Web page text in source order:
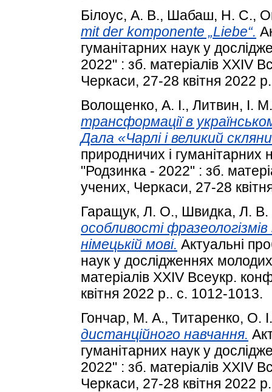
Білоус, А. В., Шабаш, Н. С.,
mit der komponente „Liebe“.
гуманітарних наук у
2022" : зб. матеріалів XXIV
Черкаси, 27-28 квітня 2022
Волощенко, А. І., Литвин, І. М.
трансформації в
Дала «Чарлі і великий
природничих і
"Родзинка - 2022" : зб.
учених, Черкаси, 27-28
Гаращук, Л. О., Швидка, Л. В.
особливості
німецькій мові. Актуальні
наук у дослідженнях
матеріалів XXIV Всеукр.
квітня 2022 р.. с. 1012-1013.
Гончар, М. A., Титаренко, О. І.
дистанційного навчання.
гуманітарних наук у
2022" : зб. матеріалів XXIV
Черкаси, 27-28 квітня 2022